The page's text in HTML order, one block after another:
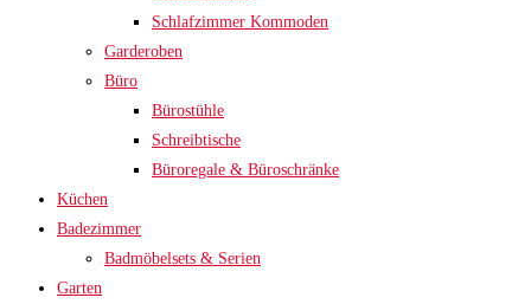
Schlafzimmer Kommoden
Garderoben
Büro
Bürostühle
Schreibtische
Büroregale & Büroschränke
Küchen
Badezimmer
Badmöbelsets & Serien
Garten